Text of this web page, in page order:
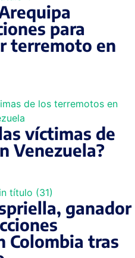
para
terremoto en
víctimas de
Venezuela?
ganador
Colombia tras